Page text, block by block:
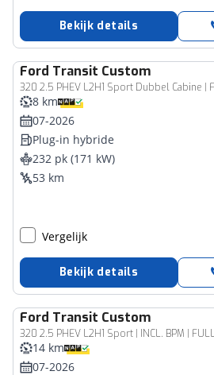
Bekijk details
Ford Transit Custom
320 2.5 PHEV L2H1 Sport Dubbel Cabine |
Bedrijfswagen
8 km
07-2026
Plug-in hybride
232 pk (171 kW)
53 km
Vergelijk
Bekijk details
Ford Transit Custom
320 2.5 PHEV L2H1 Sport | INCL. BPM | FULL
Bedrijfswagen
14 km
07-2026